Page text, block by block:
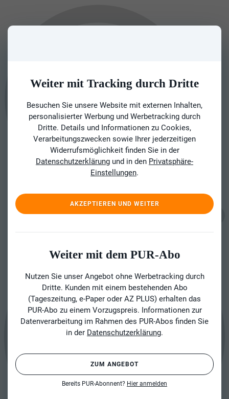
Weiter mit Tracking durch Dritte
Besuchen Sie unsere Website mit externen Inhalten,
personalisierter Werbung und Werbetracking durch
Dritte. Details und Informationen zu Cookies,
Verarbeitungszwecken sowie Ihrer jederzeitigen
Widerrufsmöglichkeit finden Sie in der
Datenschutzerklärung und in den Privatsphäre-
Einstellungen.
AKZEPTIEREN UND WEITER
Weiter mit dem PUR-Abo
Nutzen Sie unser Angebot ohne Werbetracking durch
Dritte. Kunden mit einem bestehenden Abo
(Tageszeitung, e-Paper oder AZ PLUS) erhalten das
PUR-Abo zu einem Vorzugspreis. Informationen zur
Datenverarbeitung im Rahmen des PUR-Abos finden Sie
in der Datenschutzerklärung.
ZUM ANGEBOT
Bereits PUR-Abonnent? Hier anmelden